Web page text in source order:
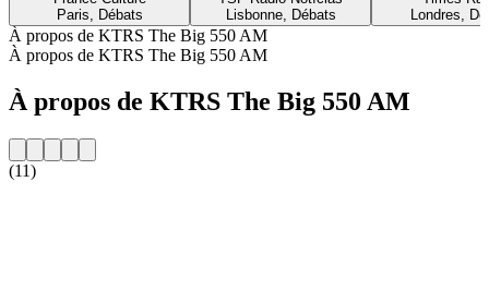
Paris, Débats
Lisbonne, Débats
Londres,
À propos de KTRS The Big 550 AM
À propos de KTRS The Big 550 AM
À propos de KTRS The Big 550 AM
(11)